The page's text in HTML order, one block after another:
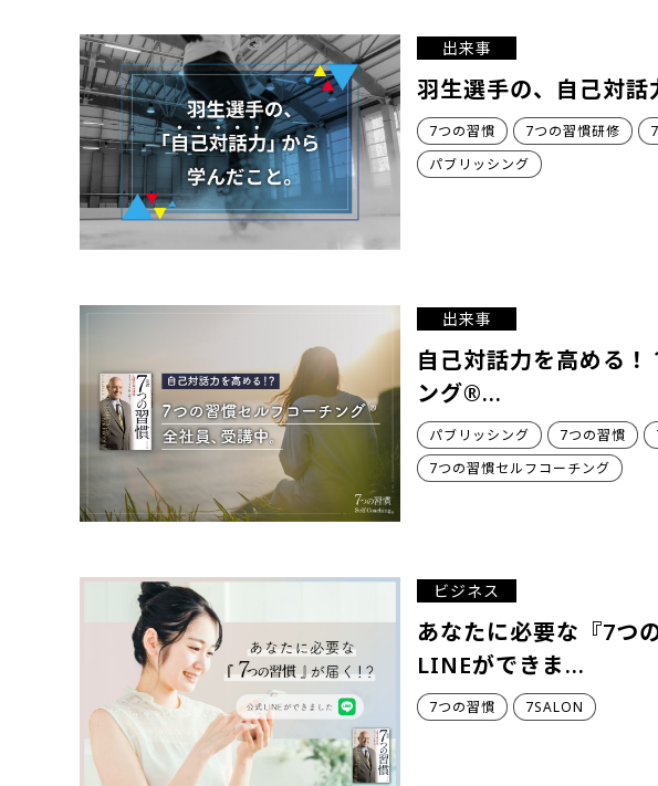
出来事
羽生選手の、自己対話
7つの習慣 7つの習慣研修
パブリッシング
出来事
自己対話力を高める
ング®…
パブリッシング 7つの習慣
7つの習慣セルフコーチング
ビジネス
あなたに必要な『7つ
LINEができま…
7つの習慣 7SALON